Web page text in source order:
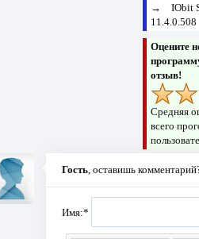
→IObit
11.4.0.508
Оцените
отзыв!
Средняя
всего
Гость, оставишь
Имя:*